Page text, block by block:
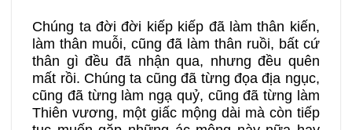
Chúng ta đời đời kiếp kiếp đã làm thân kiến,
làm thân muỗi, cũng đã làm thân ruồi, bất cứ
thân gì đều đã nhận qua, nhưng đều quên
mất rồi. Chúng ta cũng đã từng đọa địa ngục,
cũng đã từng làm ngạ quỷ, cũng đã từng làm
Thiên vương, một giấc mộng dài mà còn tiếp